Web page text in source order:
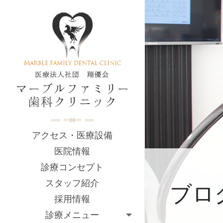
アクセス・医療設備
医院情報
診療コンセプト
スタッフ紹介
採用情報
診療メニュー
ブロ